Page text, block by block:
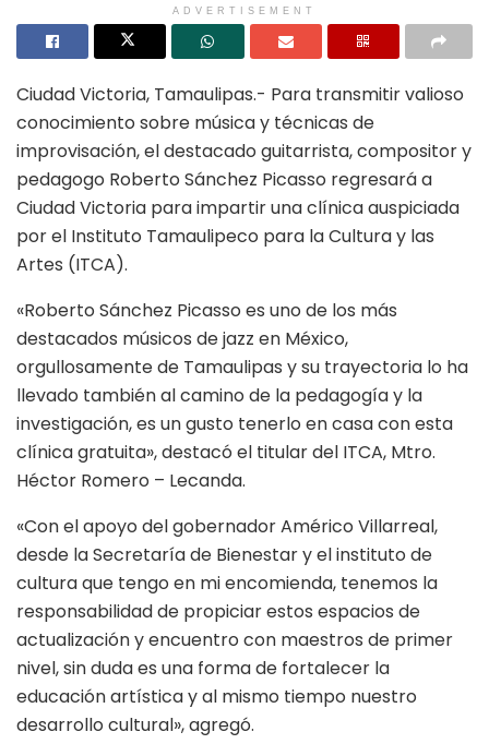
ADVERTISEMENT
Ciudad Victoria, Tamaulipas.- Para transmitir valioso
conocimiento sobre música y técnicas de
improvisación, el destacado guitarrista, compositor y
pedagogo Roberto Sánchez Picasso regresará a
Ciudad Victoria para impartir una clínica auspiciada
por el Instituto Tamaulipeco para la Cultura y las
Artes (ITCA).
«Roberto Sánchez Picasso es uno de los más
destacados músicos de jazz en México,
orgullosamente de Tamaulipas y su trayectoria lo ha
llevado también al camino de la pedagogía y la
investigación, es un gusto tenerlo en casa con esta
clínica gratuita», destacó el titular del ITCA, Mtro.
Héctor Romero – Lecanda.
«Con el apoyo del gobernador Américo Villarreal,
desde la Secretaría de Bienestar y el instituto de
cultura que tengo en mi encomienda, tenemos la
responsabilidad de propiciar estos espacios de
actualización y encuentro con maestros de primer
nivel, sin duda es una forma de fortalecer la
educación artística y al mismo tiempo nuestro
desarrollo cultural», agregó.